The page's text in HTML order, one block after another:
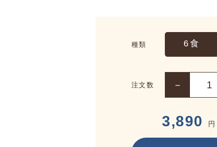
種類 6食
注文数
3,890 円